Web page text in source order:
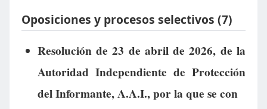
Oposiciones y procesos selectivos (7)
Resolución de 23 de abril de 2026, de la
Autoridad Independiente de Protección
del Informante, A.A.I., por la que se con